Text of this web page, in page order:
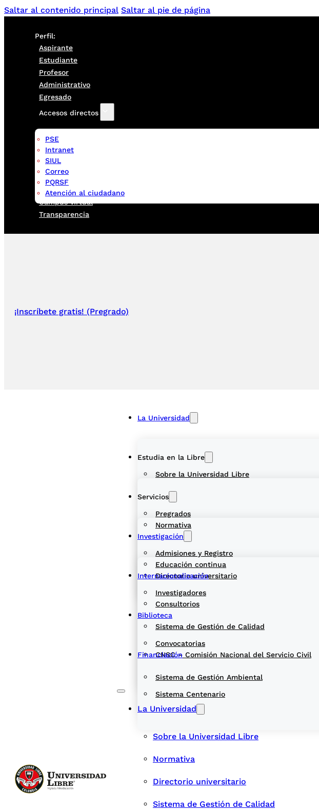
Saltar al contenido principal Saltar al pie de página
Perfil:
Aspirante
Estudiante
Profesor
Administrativo
Egresado
Accesos directos
PSE
Intranet
SIUL
Correo
PQRSF
Atención al ciudadano
Campus virtual
Transparencia
¡Inscríbete gratis! (Pregrado)
La Universidad
Sobre la Universidad Libre
Normativa
Directorio universitario
Sistema de Gestión de Calidad
Sistema de Gestión Ambiental
Estudia en la Libre
Pregrados
Educación continua
Servicios
Admisiones y Registro
Consultorios
CNSC – Comisión Nacional del Servicio Civil
Investigación
Investigadores
Convocatorias
Sistema Centenario
Internacionalización
Biblioteca
Financiación
La Universidad
Sobre la Universidad Libre
Normativa
Directorio universitario
Sistema de Gestión de Calidad